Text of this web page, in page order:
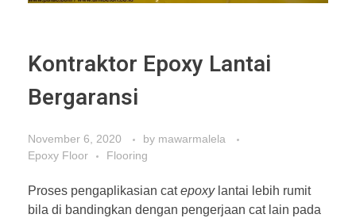
Kontraktor Epoxy Lantai
Bergaransi
November 6, 2020 by mawarmalela
Epoxy Floor
Flooring
Proses pengaplikasian catepoxylantai lebih rumit
bila di bandingkan dengan pengerjaan cat lain pada